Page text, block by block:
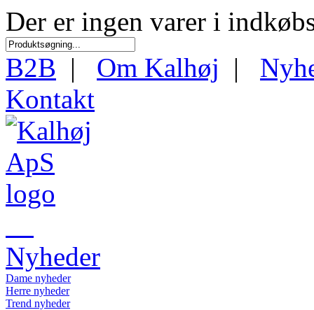
Der er ingen varer i
B2B | Om Kalhøj |
Kontakt
Nyheder
Dame nyheder
Herre nyheder
Trend nyheder